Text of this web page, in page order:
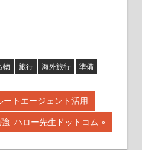
物 旅行 海外旅行 準備
トエージェント活用
–ハロー先生ドットコム